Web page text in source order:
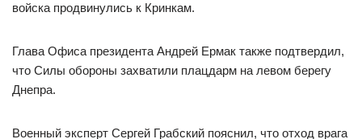
войска продвинулись к Кринкам.
Глава Офиса президента Андрей Ермак также подтвердил,
что Силы обороны захватили плацдарм на левом берегу
Днепра.
Военный эксперт Сергей Грабский пояснил, что отход врага